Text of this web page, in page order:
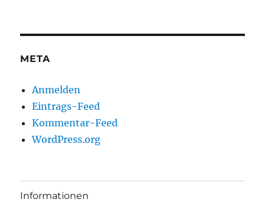
META
Anmelden
Eintrags-Feed
Kommentar-Feed
WordPress.org
Informationen